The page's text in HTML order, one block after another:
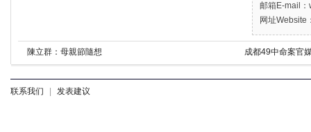
邮箱E-mail
网址Website
陳立群：母親節隨想 成都49中命案官
联系我们 发表建议